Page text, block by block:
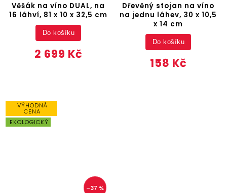
Věšák na víno DUAL, na
16 láhví, 81 x 10 x 32,5 cm
2 699 Kč
Do košíku
Dřevěný stojan na víno
na jednu láhev, 30 x 10,5
x 14 cm
158 Kč
Do košíku
VÝHODNÁ
CENA
EKOLOGICKÝ
–37 %